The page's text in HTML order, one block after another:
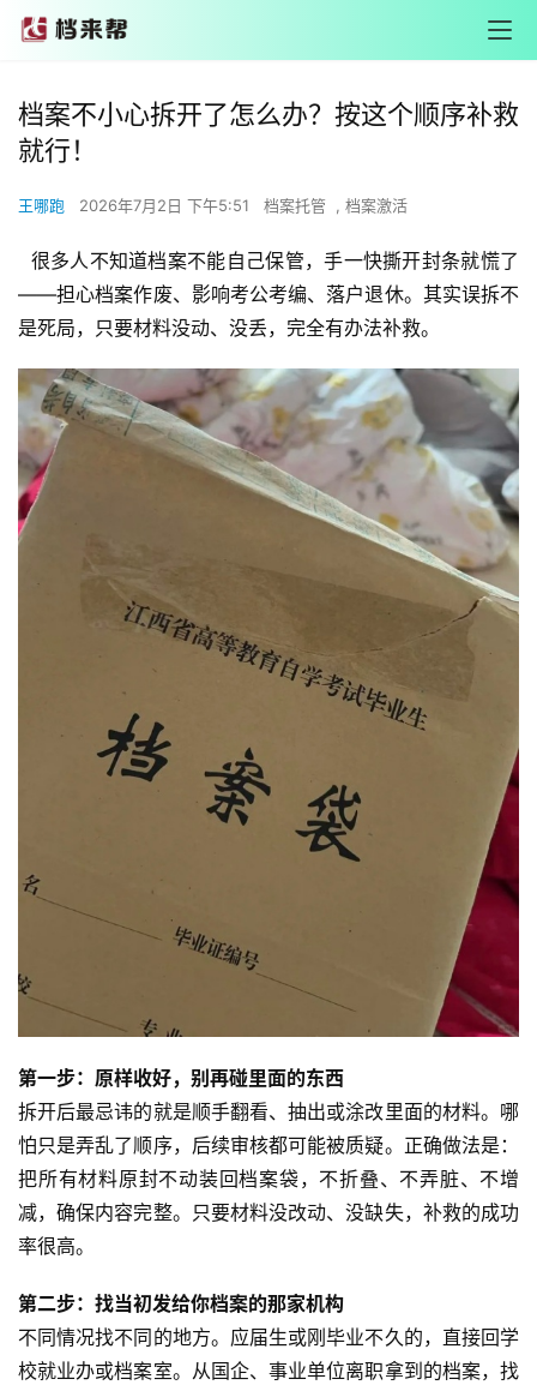
档案不小心拆开了怎么办？按这个顺序补救
就行！
王哪跑 2026年7月2日 下午5:51 档案托管 , 档案激活
很多人不知道档案不能自己保管，手一快撕开封条就慌了
——担心档案作废、影响考公考编、落户退休。其实误拆不
是死局，只要材料没动、没丢，完全有办法补救。
第一步：原样收好，别再碰里面的东西
拆开后最忌讳的就是顺手翻看、抽出或涂改里面的材料。哪
怕只是弄乱了顺序，后续审核都可能被质疑。正确做法是：
把所有材料原封不动装回档案袋，不折叠、不弄脏、不增
减，确保内容完整。只要材料没改动、没缺失，补救的成功
率很高。
第二步：找当初发给你档案的那家机构
不同情况找不同的地方。应届生或刚毕业不久的，直接回学
校就业办或档案室。从国企、事业单位离职拿到的档案，找